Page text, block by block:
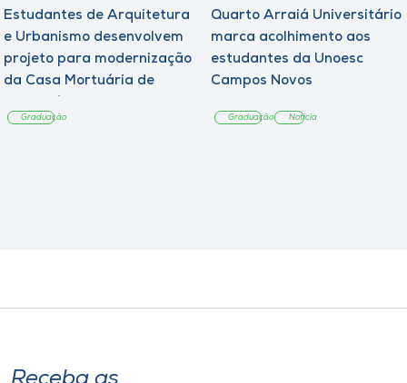
Estudantes de Arquitetura
e Urbanismo desenvolvem
projeto para modernização
da Casa Mortuária de
Graduação
Quarto Arraiá Universitário
marca acolhimento aos
estudantes da Unoesc
Campos Novos
Graduação Notícia